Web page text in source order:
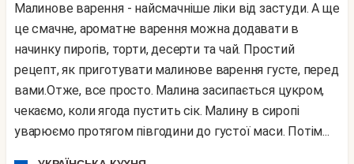
Малинове варення - найсмачніше ліки від застуди. А ще
це смачне, ароматне варення можна додавати в
начинку пирогів, торти, десерти та чай. Простий
рецепт, як приготувати малинове варення густе, перед
вами.Отже, все просто. Малина засипається цукром,
чекаємо, коли ягода пустить сік. Малину в сиропі
уварюємо протягом півгодини до густої маси. Потім...